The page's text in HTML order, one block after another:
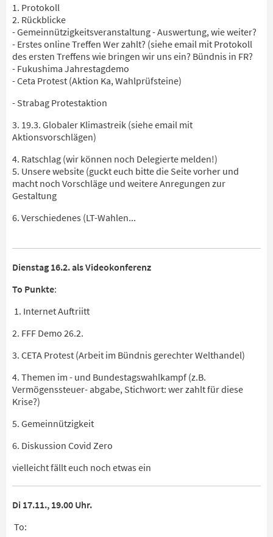
1. Protokoll
2. Rückblicke
- Gemeinnützigkeitsveranstaltung - Auswertung, wie weiter?
- Erstes online Treffen Wer zahlt? (siehe email mit Protokoll
des ersten Treffens wie bringen wir uns ein? Bündnis in FR?
- Fukushima Jahrestagdemo
- Ceta Protest (Aktion Ka, Wahlprüfsteine)
- Strabag Protestaktion
3. 19.3. Globaler Klimastreik (siehe email mit
Aktionsvorschlägen)
4. Ratschlag (wir können noch Delegierte melden!)
5. Unsere website (guckt euch bitte die Seite vorher und
macht noch Vorschläge und weitere Anregungen zur
Gestaltung
6. Verschiedenes (LT-Wahlen...
Dienstag 16.2. als Videokonferenz
To Punkte:
1. Internet Auftriitt
2. FFF Demo 26.2.
3. CETA Protest (Arbeit im Bündnis gerechter Welthandel)
4. Themen im - und Bundestagswahlkampf (z.B.
Vermögenssteuer- abgabe, Stichwort: wer zahlt für diese
Krise?)
5. Gemeinnützigkeit
6. Diskussion Covid Zero
vielleicht fällt euch noch etwas ein
Di 17.11., 19.00 Uhr.
To: